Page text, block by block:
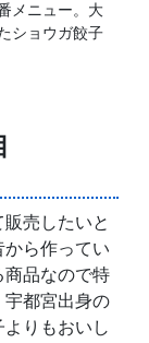
メニュー。大
ショウガ餃子
売したいと
ら作ってい
商品なので特
宇都宮出身の
りもおいし